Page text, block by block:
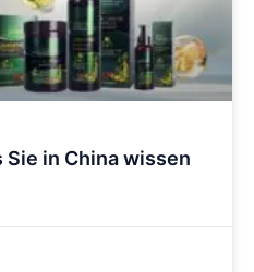
Sie in China wissen